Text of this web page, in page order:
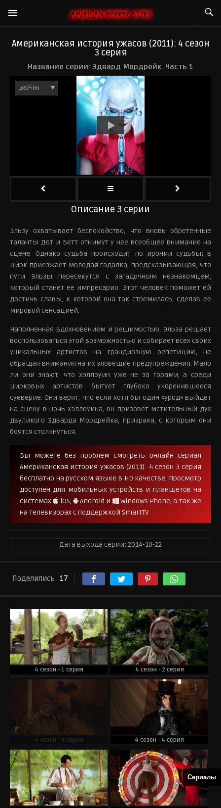
Американская история ужасов (2011): 4 сезон
3 серия
Название серии: Эдвард Мордрейк. Часть 1
Описание 3 серии
Эльзу охватывает беспокойство, что вновь обретенные
таланты Дот и Бетт отнимут у нее всеобщее внимание на
сцене. Однако судьба происходит по иронии судьбы: в
цирк приезжает молодая гадалка, предсказывающая, что
пути Эльзы пересекутся с загадочным незнакомцем,
который станет ее импресарио. Этот человек поможет ей
достичь славы, к которой она так стремилась, сделав ее
мировой сенсацией.
Наполненная вдохновением и решимостью, Эльза решает
воспользоваться этой возможностью и собирает всех своих
уникальных артистов на грандиозную репетицию, не
обращая внимания на их зловещие предупреждения. Мало
ли они знают, что Хэллоуин уже не за горами, а среди
цирковых артистов бытует глубоко укоренившееся
суеверие. Они верят, что если хотя бы один «урод» выйдет
на сцену в ночь Хэллоуина, он призовет мстительный дух
двуликого Эдварда Мордрейка, призрака, с которым они
боятся столкнуться.
Вы можете без проблем смотреть онлайн сериал
Американская история ужасов (2011): 4 сезон 3 серия
бесплатно на русском языке в HD качестве. Просмотр
доступен для мобильных устройств и планшетов на
системах
iOS, Android и
Windows Phone, а так же
на телевизорах с поддержкой SmartTV
Дата выхода серии: 2014-10-22
Поделились 17
4 сезон - 1 серия 4 сезон - 2 серия
4 сезон - 3 серия 4 сезон - 4 серия
Сериалы